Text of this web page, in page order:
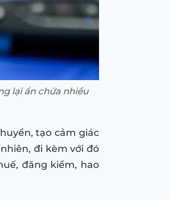
lại ẩn chứa nhiều
tạo cảm giác
đi kèm với đó
đăng kiểm, hao